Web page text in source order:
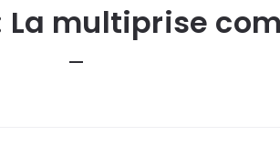
La multiprise